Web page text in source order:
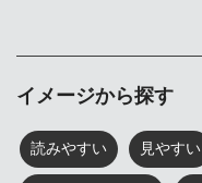
イメージから探す
読みやすい 見やすい